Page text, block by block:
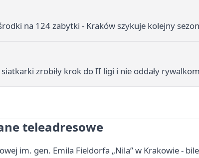
na 124 zabytki - Kraków szykuje kolejny
zrobiły krok do II ligi i nie oddały
teleadresowe
im. gen. Emila Fieldorfa „Nila” w Krakowie -